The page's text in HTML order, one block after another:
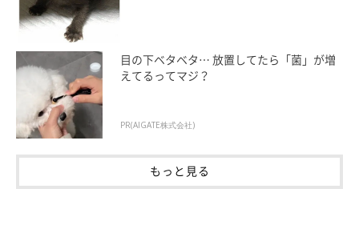
目の下ベタベタ… 放置してたら「菌」が増
えてるってマジ？
PR(AIGATE株式会社)
もっと見る